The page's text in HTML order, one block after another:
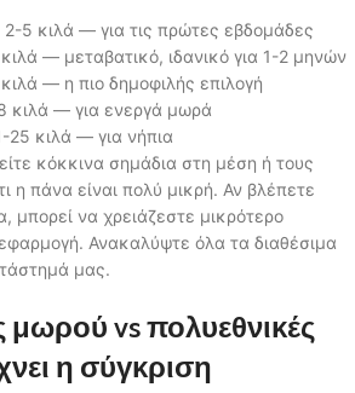
2-5 κιλά — για τις πρώτες εβδομάδες
— μεταβατικό, ιδανικό για 1-2 μηνών
— η πιο δημοφιλής επιλογή
κιλά — για ενεργά μωρά
25 κιλά — για νήπια
κόκκινα σημάδια στη μέση ή τους
η πάνα είναι πολύ μικρή. Αν βλέπετε
μπορεί να χρειάζεστε μικρότερο
Ανακαλύψτε όλα τα διαθέσιμα
μας.
μωρού vs πολυεθνικές
η σύγκριση